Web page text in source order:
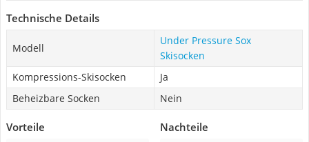
Technische Details
Modell
Under Pressure Sox
Skisocken
Kompressions-Skisocken
Ja
Beheizbare Socken
Nein
Vorteile Nachteile